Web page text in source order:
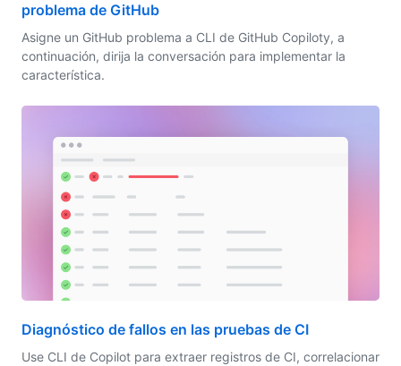
problema de GitHub
Asigne un GitHub problema a CLI de GitHub Copiloty, a
continuación, dirija la conversación para implementar la
característica.
Diagnóstico de fallos en las pruebas de CI
Use CLI de Copilot para extraer registros de CI, correlacionar